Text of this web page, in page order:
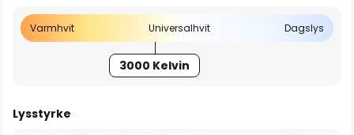
Varmhvit Universalhvit Dagslys
3000 Kelvin
Lysstyrke